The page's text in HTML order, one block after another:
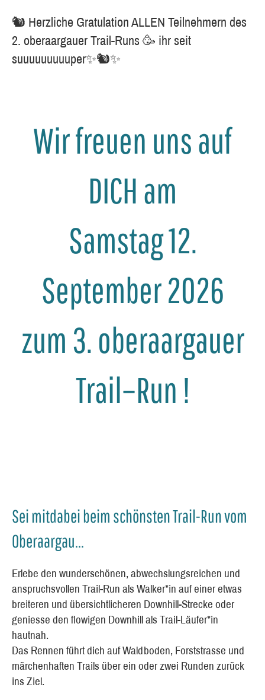
🐿️ Herzliche Gratulation ALLEN Teilnehmern des
2. oberaargauer Trail-Runs 🥳 ihr seit
suuuuuuuuuper✨🐿️✨
Wir freuen uns auf
DICH am
Samstag 12.
September 2026
zum 3. oberaargauer
Trail–Run !
Sei mitdabei beim schönsten Trail-Run vom
Oberaargau...
Erlebe den wunderschönen, abwechslungsreichen und
anspruchsvollen Trail-Run als Walker*in auf einer etwas
breiteren und übersichtlicheren Downhill-Strecke oder
geniesse den flowigen Downhill als Trail-Läufer*in
hautnah.
Das Rennen führt dich auf Waldboden, Forststrasse und
märchenhaften Trails über ein oder zwei Runden zurück
ins Ziel.